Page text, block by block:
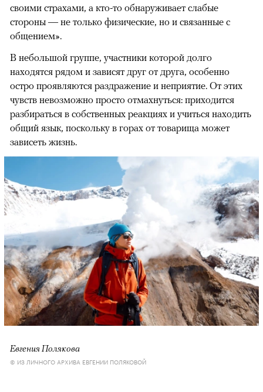
своими страхами, а кто-то обнаруживает слабые
стороны — не только физические, но и связанные с
общением».
В небольшой группе, участники которой долго
находятся рядом и зависят друг от друга, особенно
остро проявляются раздражение и неприятие. От этих
чувств невозможно просто отмахнуться: приходится
разбираться в собственных реакциях и учиться находить
общий язык, поскольку в горах от товарища может
зависеть жизнь.
Евгения Полякова
© ИЗ ЛИЧНОГО АРХИВА ЕВГЕНИИ ПОЛЯКОВОЙ